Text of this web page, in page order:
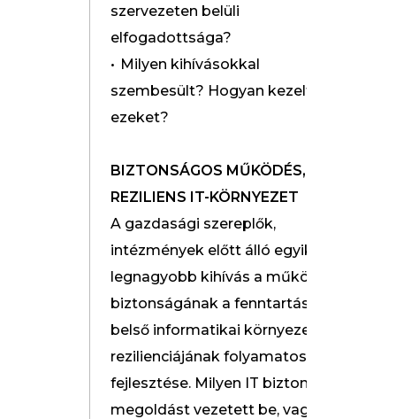
szervezeten belüli
elfogadottsága?
• Milyen kihívásokkal
szembesült? Hogyan kezelte
ezeket?
BIZTONSÁGOS MŰKÖDÉS,
REZILIENS IT-KÖRNYEZET
A gazdasági szereplők,
intézmények előtt álló egyik
legnagyobb kihívás a működés
biztonságának a fenntartása, a
belső informatikai környezet
rezilienciájának folyamatos
fejlesztése. Milyen IT biztonsági
megoldást vezetett be, vagy